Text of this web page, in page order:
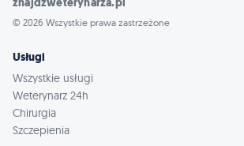
© 2026 Wszystkie prawa zastrzeżone
Usługi
Wszystkie usługi
Weterynarz 24h
Chirurgia
Szczepienia